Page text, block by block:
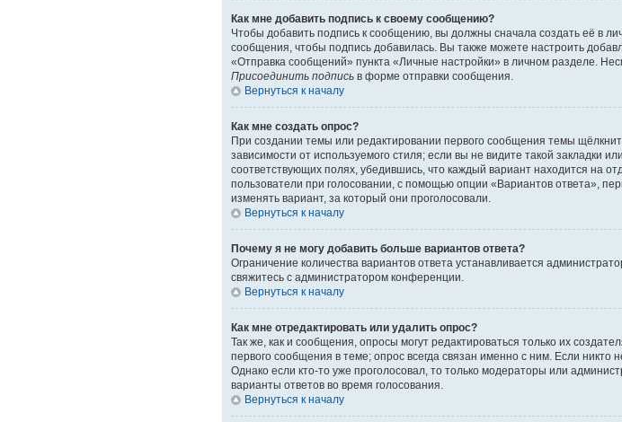
Как мне добавить подпись к своему сообщению?
Чтобы добавить подпись к сообщению, вы должны сначала создать её в
сообщения, чтобы подпись добавилась. Вы также можете настроить
«Отправка сообщений» пункта «Личные настройки» в личном разделе.
Присоединить подпись в форме отправки сообщения.
Вернуться к началу
Как мне создать опрос?
При создании темы или редактировании первого сообщения темы
зависимости от используемого стиля; если вы не видите такой закладки
соответствующих полях, убедившись, что каждый вариант находится на
пользователи при голосовании, с помощью опции «Вариантов ответа»,
изменять вариант, за который они проголосовали.
Вернуться к началу
Почему я не могу добавить больше вариантов ответа?
Ограничение количества вариантов ответа устанавливается
свяжитесь с администратором конференции.
Вернуться к началу
Как мне отредактировать или удалить опрос?
Так же, как и сообщения, опросы могут редактироваться только их
первого сообщения в теме; опрос всегда связан именно с ним. Если никто
Однако если кто-то уже проголосовал, то только модераторы или
варианты ответов во время голосования.
Вернуться к началу